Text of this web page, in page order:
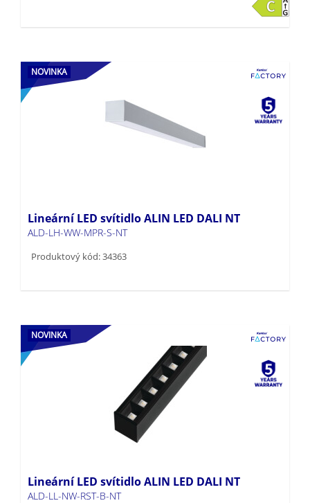
NOVINKA
Lineární LED svítidlo ALIN LED DALI NT
ALD-LH-WW-MPR-S-NT
Produktový kód: 34363
NOVINKA
Lineární LED svítidlo ALIN LED DALI NT
ALD-LL-NW-RST-B-NT